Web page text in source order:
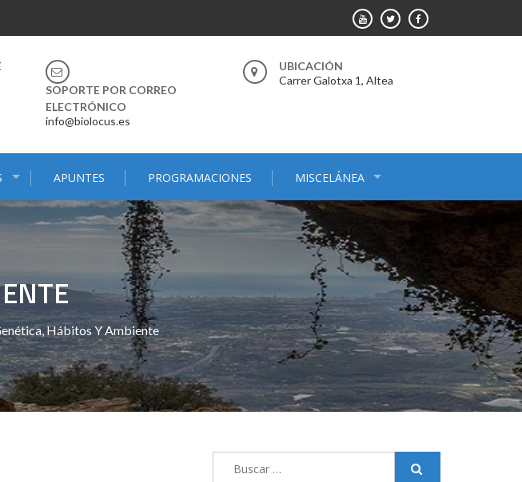
SOPORTE POR CORREO
ELECTRÓNICO
info@biolocus.es
UBICACIÓN
Carrer Galotxa 1, Altea
APUNTES PROGRAMACIONES MISCELÁNEA
Hábitos Y Ambiente